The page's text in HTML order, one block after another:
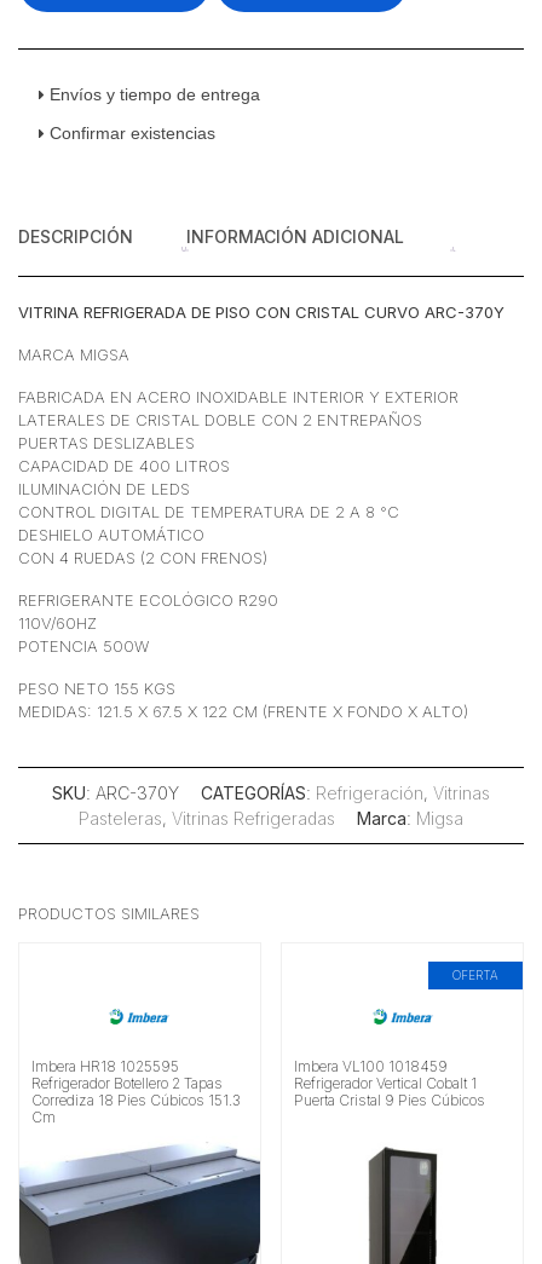
Cristal
Inoxidable
cm
Envíos y tiempo de entrega
Confirmar existencias
DESCRIPCIÓN INFORMACIÓN ADICIONAL
VITRINA REFRIGERADA DE PISO CON CRISTAL CURVO ARC-370Y
MARCA MIGSA
FABRICADA EN ACERO INOXIDABLE INTERIOR Y EXTERIOR
LATERALES DE CRISTAL DOBLE CON 2 ENTREPAÑOS
PUERTAS DESLIZABLES
CAPACIDAD DE 400 LITROS
ILUMINACIÓN DE LEDS
CONTROL DIGITAL DE TEMPERATURA DE 2 A 8 °C
DESHIELO AUTOMÁTICO
CON 4 RUEDAS (2 CON FRENOS)
REFRIGERANTE ECOLÓGICO R290
110V/60HZ
POTENCIA 500W
PESO NETO 155 KGS
MEDIDAS: 121.5 X 67.5 X 122 CM (FRENTE X FONDO X ALTO)
SKU: ARC-370Y CATEGORÍAS: Refrigeración, Vitrinas
Pasteleras, Vitrinas Refrigeradas Marca: Migsa
PRODUCTOS SIMILARES
Imbera HR18 1025595
Refrigerador Botellero 2 Tapas
Corrediza 18 Pies Cúbicos 151.3
Cm
OFERTA
Imbera VL100 1018459
Refrigerador Vertical Cobalt 1
Puerta Cristal 9 Pies Cúbicos